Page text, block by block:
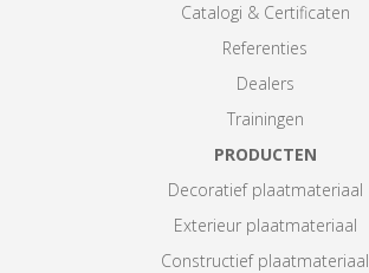
Catalogi & Certificaten
Referenties
Dealers
Trainingen
PRODUCTEN
Decoratief plaatmateriaal
Exterieur plaatmateriaal
Constructief plaatmateriaal